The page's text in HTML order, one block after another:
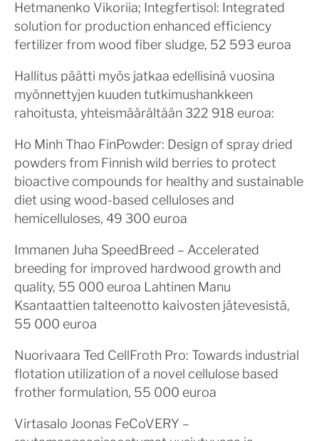
Hetmanenko Vikoriia; Integfertisol: Integrated
solution for production enhanced efficiency
fertilizer from wood fiber sludge, 52 593 euroa
Hallitus päätti myös jatkaa edellisinä vuosina
myönnettyjen kuuden tutkimushankkeen
rahoitusta, yhteismäärältään 322 918 euroa:
Ho Minh Thao FinPowder: Design of spray dried
powders from Finnish wild berries to protect
bioactive compounds for healthy and sustainable
diet using wood-based celluloses and
hemicelluloses, 49 300 euroa
Immanen Juha SpeedBreed – Accelerated
breeding for improved hardwood growth and
quality, 55 000 euroa Lahtinen Manu
Ksantaattien talteenotto kaivosten jätevesistä,
55 000 euroa
Nuorivaara Ted CellFroth Pro: Towards industrial
flotation utilization of a novel cellulose based
frother formulation, 55 000 euroa
Virtasalo Joonas FeCoVERY –